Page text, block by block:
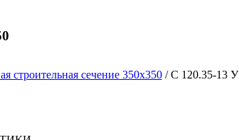
строительная сечение 350х350/ С 120.35-13 У